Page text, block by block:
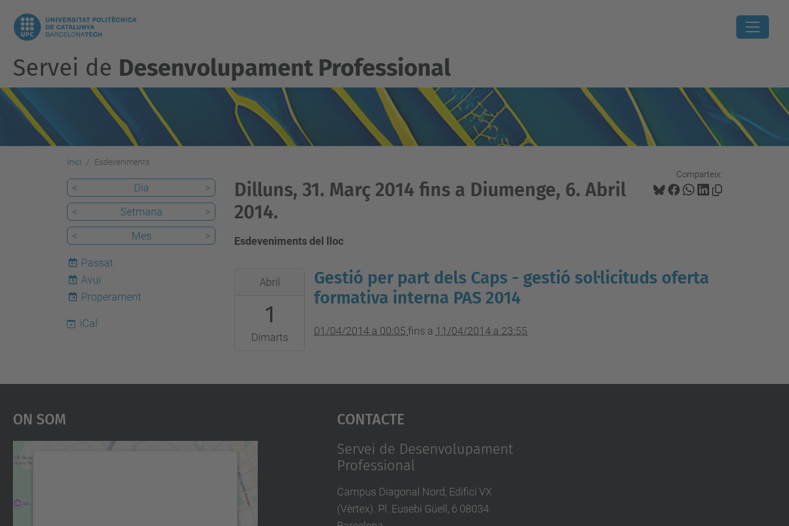
Servei de Desenvolupament Professional
Inici Esdeveniments
Comparteix:
Dilluns, 31. Març 2014 fins a Diumenge, 6. Abril
2014.
Esdeveniments del lloc
01T00:05:00+02:00
Abril
1
Dimarts
Gestió per part dels Caps - gestió sol·licituds oferta
formativa interna PAS 2014
01/04/2014 a 00:05 fins a 11/04/2014 a 23:55
< Dia
>
<
Setmana
>
<
Mes >
Passat
8
Avui
Properament
iCal
On Som Contacte
Servei de Desenvolupament
Professional
Campus Diagonal Nord, Edifici VX
(Vèrtex). Pl. Eusebi Güell, 6 08034